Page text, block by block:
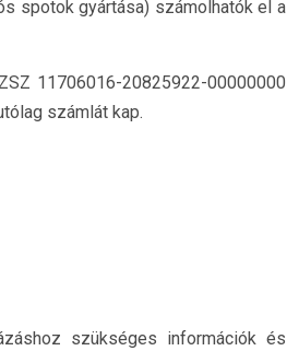
spotok gyártása) számolhatók el a
11706016-20825922-00000000
számlát kap.
szükséges információk és